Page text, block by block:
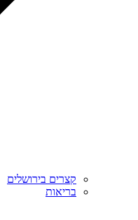
קצרים בירושלים
בריאות